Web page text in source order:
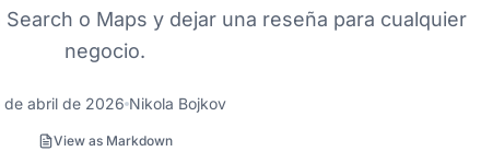
o Maps y dejar una reseña para cualquier
negocio.
de abril de 2026 Nikola Bojkov
View as Markdown